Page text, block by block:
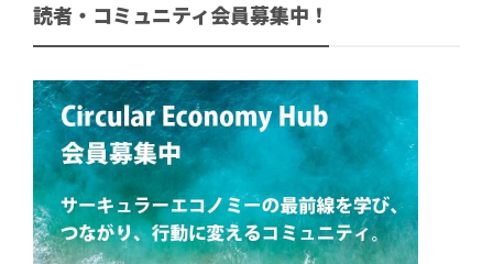
読者・コミュニティ会員募集中！